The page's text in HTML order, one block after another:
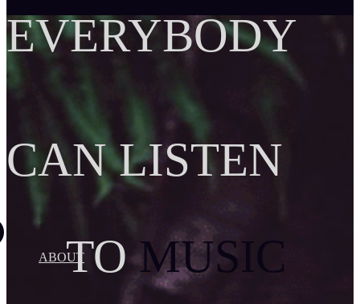
ABOUT
EVERYBODY
CAN LISTEN
TO MUSIC